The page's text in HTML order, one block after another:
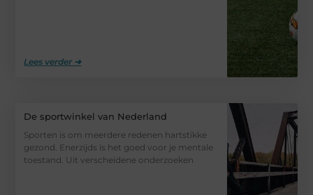
Lees verder ➜
De sportwinkel van Nederland
Sporten is om meerdere redenen hartstikke
gezond. Enerzijds is het goed voor je mentale
toestand. Uit verscheidene onderzoeken